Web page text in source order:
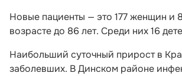
Новые пациенты — это 177 женщин и
возрасте до 86 лет. Среди них 16
Наибольший суточный прирост в
заболевших. В Динском районе